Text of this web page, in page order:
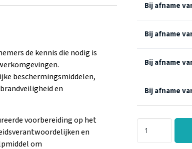
de kennis die nodig is
beschermingsmiddelen,
en
voorbereiding op het
en
om
Bij afname
Bij afname
Bij afname
Bij afname